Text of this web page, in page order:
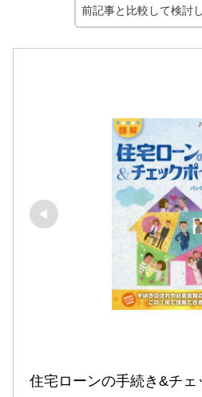
前記事と比較して検討
住宅ローンの手続き&チェ